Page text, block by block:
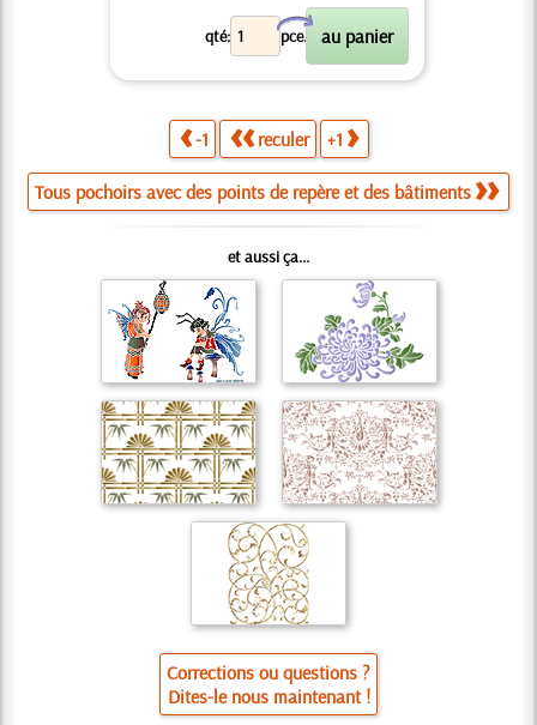
qté: pce.
X
-1 reculer +1
Tous pochoirs avec des points de repère et des bâtiments
et aussi ça...
Corrections ou questions ?
Dites-le nous maintenant !